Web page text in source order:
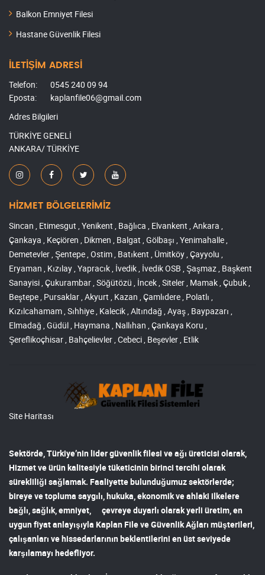
Balkon Emniyet Filesi
Hastane Güvenlik Filesi
İLETİŞİM ADRESİ
Telefon:
0545 240 09 94
Eposta:
kaplanfile06@gmail.com
Adres Bilgileri
TÜRKİYE GENELİ
ANKARA/ TÜRKİYE
HİZMET BÖLGELERİMİZ
Sincan , Etimesgut , Yenikent , Bağlıca , Elvankent , Ankara ,
Çankaya , Keçiören , Dikmen , Balgat , Gölbaşı , Yenimahalle ,
Demetevler , Şentepe , Ostim , Batıkent , Ümitköy , Çayyolu ,
Eryaman , Kızılay , Yapracık , İvedik , İvedik OSB , Şaşmaz , Başkent
Sanayisi , Çukurambar , Söğütözü , İncek , Siteler , Mamak , Çubuk ,
Beştepe , Pursaklar , Akyurt , Kazan , Çamlıdere , Polatlı ,
Kızılcahamam , Sıhhiye , Kalecik , Altındağ , Ayaş , Baypazarı ,
Elmadağ , Güdül , Haymana , Nallıhan , Çankaya Koru ,
Şereflikoçhisar , Bahçelievler , Cebeci , Beşevler , Etlik
Site Haritası
Sektörde, Türkiye’nin lidergüvenlik filesi ve ağı üreticisi olarak,
Hizmet ve ürün kalitesiyle tüketicinin birinci tercihi olarak
sürekliliği sağlamak. Faaliyette bulunduğumuz sektörlerde;
bireye ve topluma saygılı, hukuka, ekonomik ve ahlaki ilkelere
bağlı, sağlık, emniyet, çevreye duyarlı olarak yerli üretim, en
uygun fiyat anlayışıyla Kaplan File ve Güvenlik Ağları müşterileri,
çalışanları ve hissedarlarının beklentilerini en üst seviyede
karşılamayı hedefliyor.